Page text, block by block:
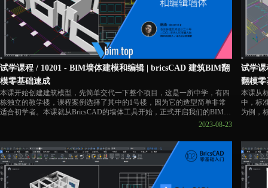
试学课程 / 10201 - BIM墙体建模和编辑 | bricsCAD 建筑BIM翻
模零基础速成
本课开始创建建筑模型，先简单交代一下整个项目，这是一所中学，有四
栋独立的教学楼，课程案例选择了其中的1号楼，因为它的造型简单非常
适合初学者。本课就从BricsCAD的墙体工具开始，正式开启我们的BIM翻
模的教学。内容包括：四种常见画墙的方法，经典SU法画墙、边界拉伸法
型连接、BIM扩展、BIM修剪、BIM复制、连接到最近、拖动墙体。
👇BricsCAD 30天试用版下载链接
https://pan.baidu.com/s/1ANUI_m_uxaAWDqu9EZ1Qfw?pwd=vbim
2023-08-23
试学课
翻模
本课从
中，标
为例，
面设置
等。
https://